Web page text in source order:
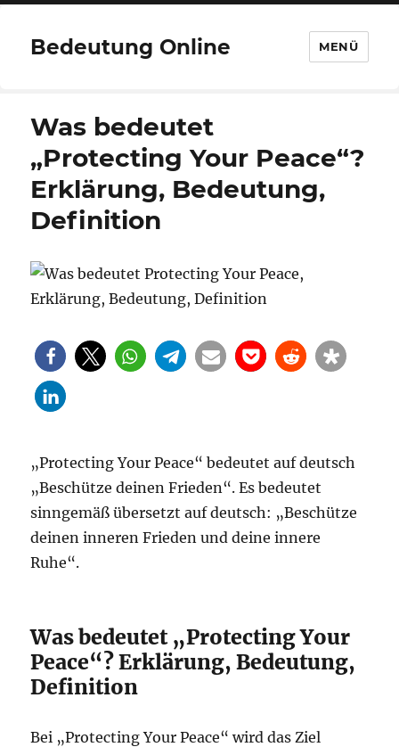
Bedeutung Online MENÜ
Was bedeutet
„Protecting Your Peace“?
Erklärung, Bedeutung,
Definition
„Protecting Your Peace“ bedeutet auf deutsch
„Beschütze deinen Frieden“. Es bedeutet
sinngemäß übersetzt auf deutsch: „Beschütze
deinen inneren Frieden und deine innere
Ruhe“.
Was bedeutet „Protecting Your
Peace“? Erklärung, Bedeutung,
Definition
Bei „Protecting Your Peace“ wird das Ziel